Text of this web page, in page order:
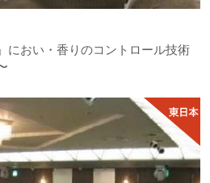
におい・香りのコントロール技術